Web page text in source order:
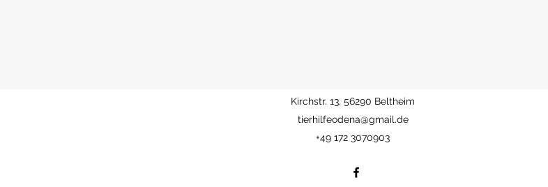
Kirchstr. 13, 56290 Beltheim
tierhilfeodena@gmail.de
+49 172 3070903